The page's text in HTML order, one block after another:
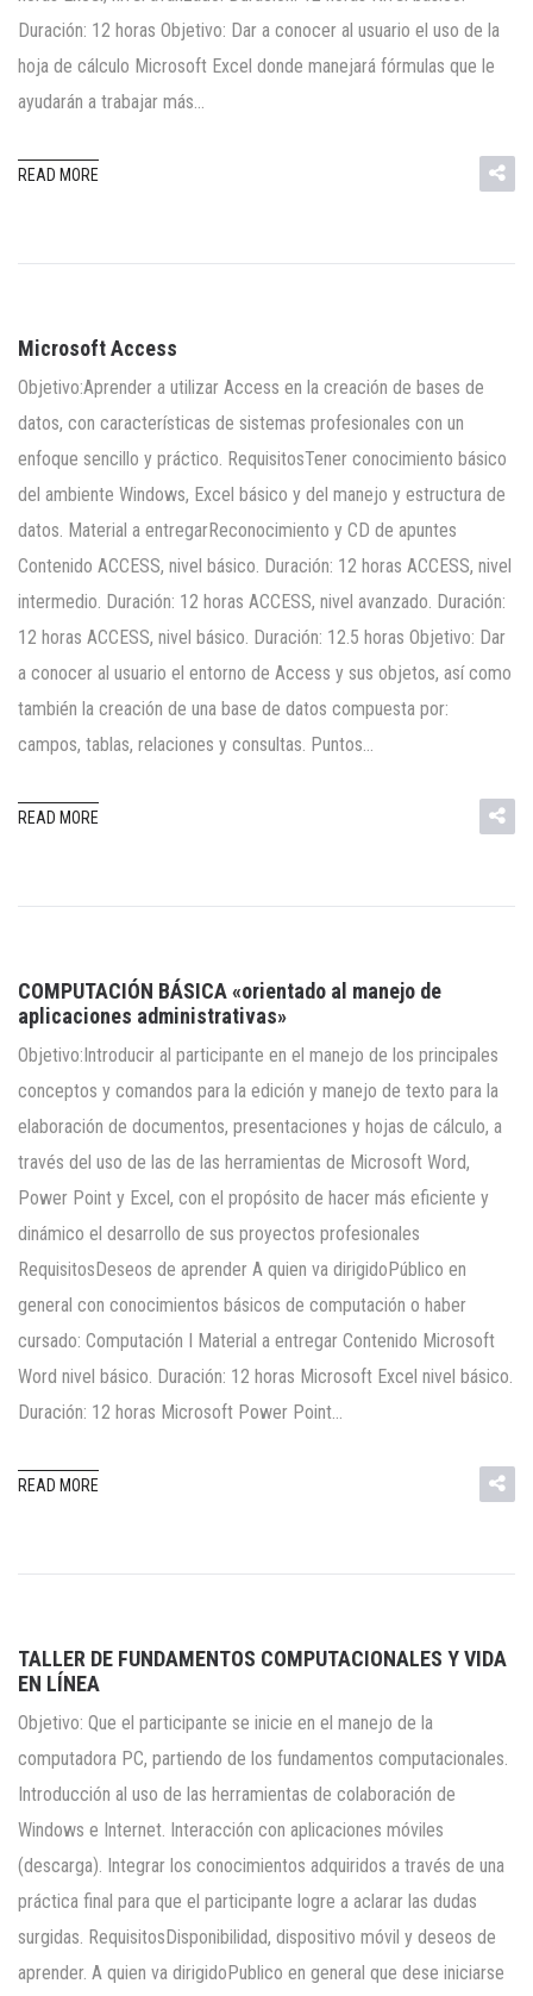
Duración: 12 horas Objetivo: Dar a conocer al usuario el uso de la
hoja de cálculo Microsoft Excel donde manejará fórmulas que le
ayudarán a trabajar más…
READ MORE
Microsoft Access
Objetivo:Aprender a utilizar Access en la creación de bases de
datos, con características de sistemas profesionales con un
enfoque sencillo y práctico. RequisitosTener conocimiento básico
del ambiente Windows, Excel básico y del manejo y estructura de
datos. Material a entregarReconocimiento y CD de apuntes
Contenido ACCESS, nivel básico. Duración: 12 horas ACCESS, nivel
intermedio. Duración: 12 horas ACCESS, nivel avanzado. Duración:
12 horas ACCESS, nivel básico. Duración: 12.5 horas Objetivo: Dar
a conocer al usuario el entorno de Access y sus objetos, así como
también la creación de una base de datos compuesta por:
campos, tablas, relaciones y consultas. Puntos…
READ MORE
COMPUTACIÓN BÁSICA «orientado al manejo de
aplicaciones administrativas»
Objetivo:Introducir al participante en el manejo de los principales
conceptos y comandos para la edición y manejo de texto para la
elaboración de documentos, presentaciones y hojas de cálculo, a
través del uso de las de las herramientas de Microsoft Word,
Power Point y Excel, con el propósito de hacer más eficiente y
dinámico el desarrollo de sus proyectos profesionales
RequisitosDeseos de aprender A quien va dirigidoPúblico en
general con conocimientos básicos de computación o haber
cursado: Computación I Material a entregar Contenido Microsoft
Word nivel básico. Duración: 12 horas Microsoft Excel nivel básico.
Duración: 12 horas Microsoft Power Point…
READ MORE
TALLER DE FUNDAMENTOS COMPUTACIONALES Y VIDA
EN LÍNEA
Objetivo: Que el participante se inicie en el manejo de la
computadora PC, partiendo de los fundamentos computacionales.
Introducción al uso de las herramientas de colaboración de
Windows e Internet. Interacción con aplicaciones móviles
(descarga). Integrar los conocimientos adquiridos a través de una
práctica final para que el participante logre a aclarar las dudas
surgidas. RequisitosDisponibilidad, dispositivo móvil y deseos de
aprender. A quien va dirigidoPublico en general que dese iniciarse